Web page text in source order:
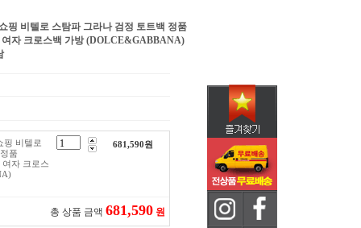
핑 비텔로 스탐파 그라나 검정 토트백 정품
여자 크로스백 가방 (DOLCE&GABBANA)
핑 비텔로
품
자 크로스
681,590원
총 상품 금액 681,590 원